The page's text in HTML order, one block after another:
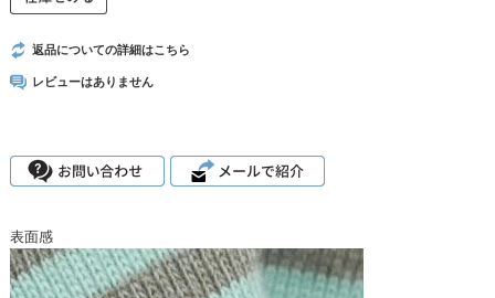
返品についての詳細はこちら
レビューはありません
表面感